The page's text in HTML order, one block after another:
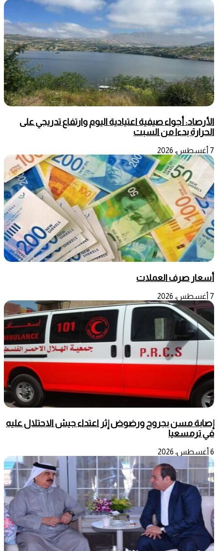
الأرصاد: أجواء صيفية اعتيادية اليوم وارتفاع تدريجي على
الحرارة بدءا من السبت
7 أغسطس، 2026
أسعار صرف العملات
7 أغسطس، 2026
إصابة مسن بجروح ورضوض إثر اعتداء جيش الاحتلال عليه
في ترمسعيا
6 أغسطس، 2026